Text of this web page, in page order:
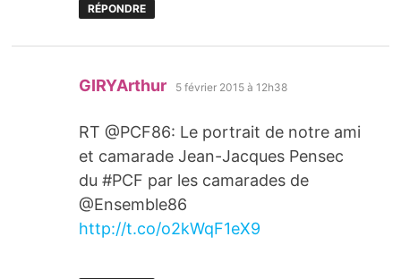
RÉPONDRE
GIRYArthur dit :
5 février 2015 à 12h38
RT @PCF86: Le portrait de notre ami
et camarade Jean-Jacques Pensec
du #PCF par les camarades de
@Ensemble86
http://t.co/o2kWqF1eX9